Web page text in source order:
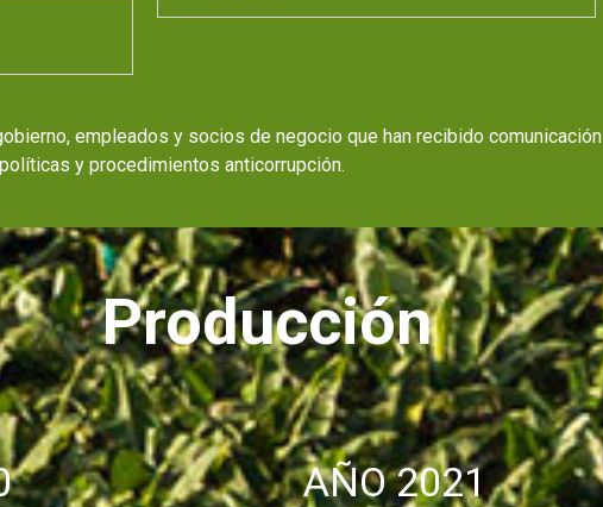
empleados y socios de negocio que han recibido comunicación
y procedimientos anticorrupción.
Producción
AÑO 2021